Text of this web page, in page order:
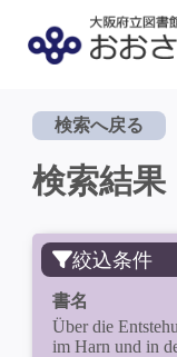
検索へ戻る
検索結果
絞込条件
書名
Über die
im Harn und in